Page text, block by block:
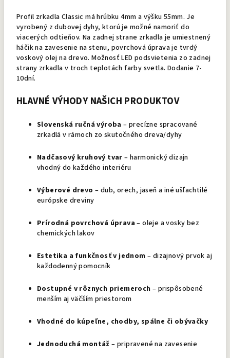
Profil zrkadla Classic má hrúbku 4mm a výšku 55mm. Je
vyrobený z dubovej dyhy, ktorú je možné namoriť do
viacerých odtieňov. Na zadnej strane zrkadla je umiestnený
háčik na zavesenie na stenu, povrchová úprava je tvrdý
voskový olej na drevo. Možnosť LED podsvietenia zo zadnej
strany zrkadla v troch teplotách farby svetla. Dodanie 7-
10dní.
HLAVNÉ VÝHODY NAŠICH PRODUKTOV
Slovenská ručná výroba – precízne spracované
zrkadlá v rámoch zo skutočného dreva/dyhy
Nadčasový kruhový tvar – harmonický dizajn
vhodný do každého interiéru
Výberové drevo – dub, orech, jaseň a iné ušľachtilé
európske dreviny
Prírodná povrchová úprava – oleje a vosky bez
chemických lakov
Estetika a funkčnosť v jednom – dizajnový prvok aj
každodenný pomocník
Dostupné v rôznych priemeroch – prispôsobené
menším aj väčším priestorom
Vhodné do kúpeľne, chodby, spálne či obývačky
Jednoduchá montáž – pripravené na zavesenie